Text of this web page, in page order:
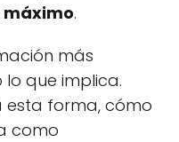
máximo.
más
que implica.
esta forma, cómo
como